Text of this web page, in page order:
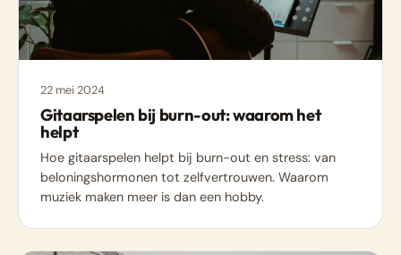
22 mei 2024
Gitaarspelen bij burn-out: waarom het
helpt
Hoe gitaarspelen helpt bij burn-out en stress: van
beloningshormonen tot zelfvertrouwen. Waarom
muziek maken meer is dan een hobby.